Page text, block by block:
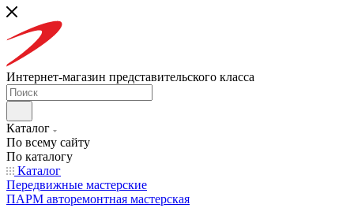
Интернет-магазин представительского класса
Каталог
По всему сайту
По каталогу
Каталог
Передвижные мастерские
ПАРМ авторемонтная мастерская